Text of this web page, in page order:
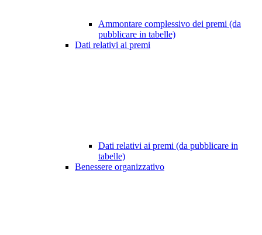
Ammontare complessivo dei premi (da
pubblicare in tabelle)
Dati relativi ai premi
Dati relativi ai premi (da pubblicare in
tabelle)
Benessere organizzativo